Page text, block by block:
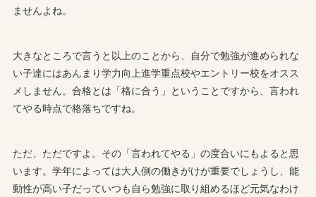
ませんよね。
大きなところで言うと以上のことから、自分で勉強が進められな
い子達にはあんまり学力向上進学重点校やエントリー校をオスス
メしません。合格とは「格に合う」ということですから、言われ
てやる時点で格落ちですね。
ただ、ただですよ。その「言われてやる」の度合いにもよると思
います。学年によっては大人側の働きがけが重要でしょうし、能
動性が高い子だっていつも自ら勉強に取り組めるほど元気なわけ